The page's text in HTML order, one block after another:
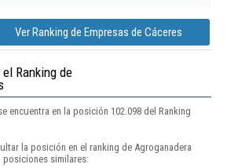
Ver Ranking de Empresas de Cáceres
el Ranking de
encuentra en la posición 102.098 del Ranking
la posición en el ranking de Agroganadera
posiciones similares: